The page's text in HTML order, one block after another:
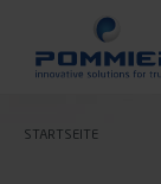
Inhalt
STARTSEITE